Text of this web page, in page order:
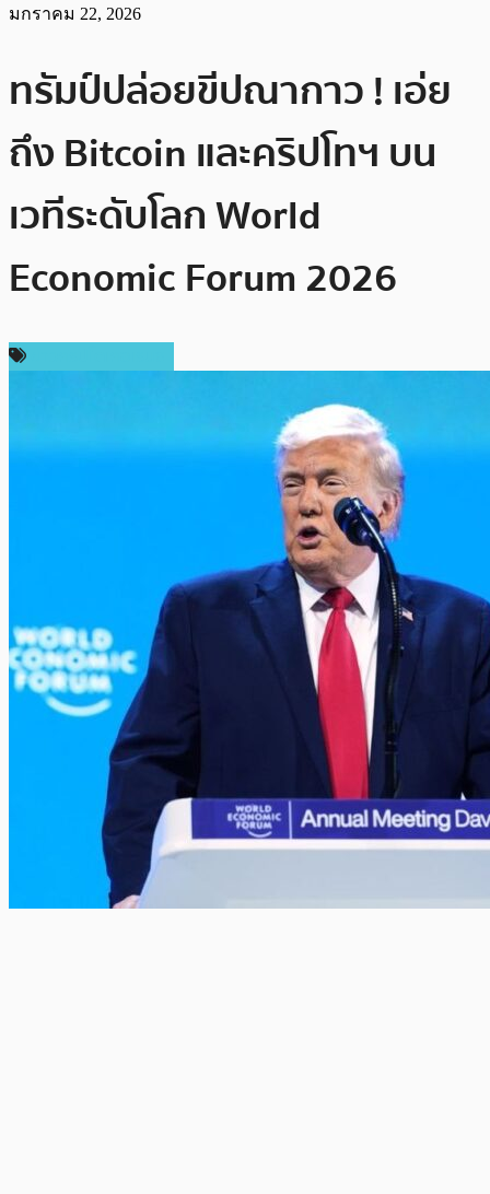
มกราคม 22, 2026
ทรัมป์ปล่อยขีปณากาว ! เอ่ย
ถึง Bitcoin และคริปโทฯ บน
เวทีระดับโลก World
Economic Forum 2026